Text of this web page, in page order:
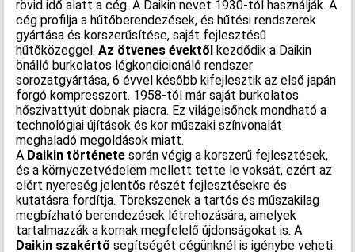
rövid idő alatt a cég. A Daikin nevet 1930-tól használják. A
cég profilja a hűtőberendezések, és hűtési rendszerek
gyártása és korszerűsítése, saját fejlesztésű
hűtőközeggel. Az ötvenes évektől kezdődik a Daikin
önálló burkolatos légkondicionáló rendszer
sorozatgyártása, 6 évvel később kifejlesztik az első japán
forgó kompresszort. 1958-tól már saját burkolatos
hőszivattyút dobnak piacra. Ez világelsőnek mondható a
technológiai újítások és kor műszaki színvonalát
meghaladó megoldások miatt.
A Daikin története során végig a korszerű fejlesztések,
és a környezetvédelem mellett tette le voksát, ezért az
elért nyereség jelentős részét fejlesztésekre és
kutatásra fordítja. Törekszenek a tartós és műszakilag
megbízható berendezések létrehozására, amelyek
tartalmazzák a kornak megfelelő újdonságokat is. A
Daikin szakértő segítségét cégünknél is igénybe veheti.